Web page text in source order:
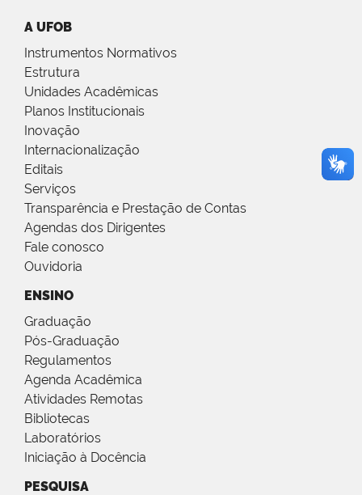
A UFOB
Instrumentos Normativos
Estrutura
Unidades Acadêmicas
Planos Institucionais
Inovação
Internacionalização
Editais
Serviços
Transparência e Prestação de Contas
Agendas dos Dirigentes
Fale conosco
Ouvidoria
ENSINO
Graduação
Pós-Graduação
Regulamentos
Agenda Acadêmica
Atividades Remotas
Bibliotecas
Laboratórios
Iniciação à Docência
PESQUISA